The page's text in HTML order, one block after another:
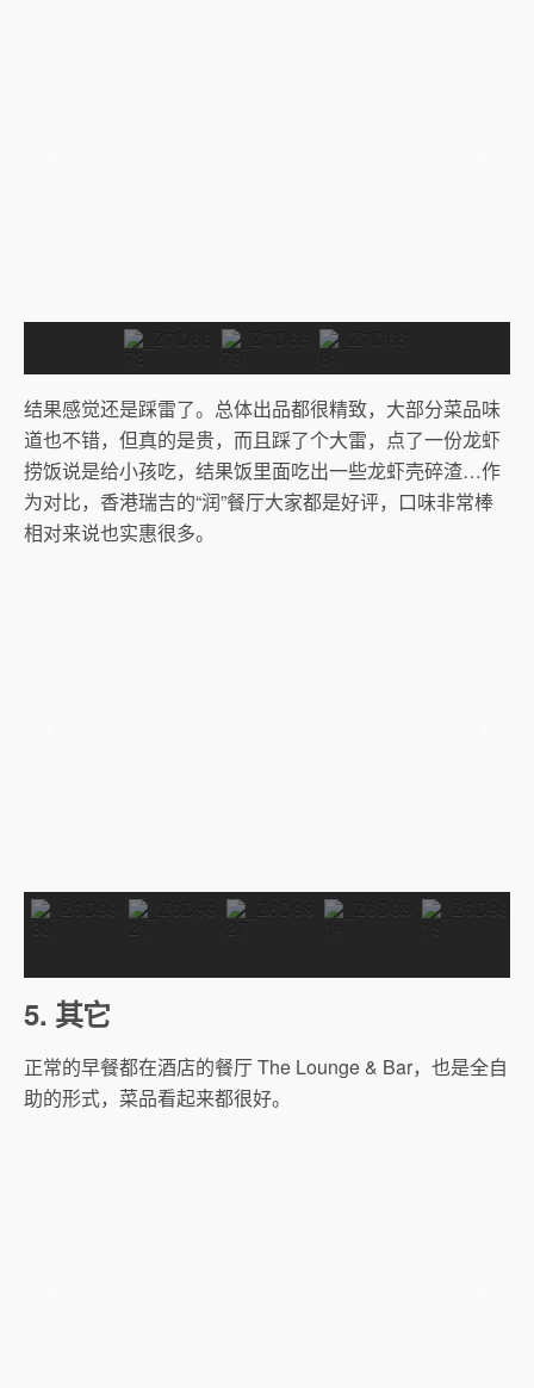
结果感觉还是踩雷了。总体出品都很精致，大部分菜品味
道也不错，但真的是贵，而且踩了个大雷，点了一份龙虾
捞饭说是给小孩吃，结果饭里面吃出一些龙虾壳碎渣…作
为对比，香港瑞吉的“润”餐厅大家都是好评，口味非常棒
相对来说也实惠很多。
5. 其它
正常的早餐都在酒店的餐厅 The Lounge & Bar，也是全自
助的形式，菜品看起来都很好。